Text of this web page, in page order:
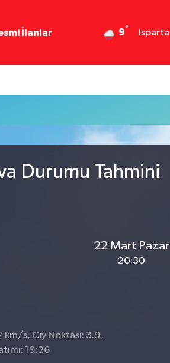
İlanlar 9° Isparta
Durumu Tahmini
22 Mart Pazar
20:30
km/s, Çiy Noktası: 3.9,
19:26